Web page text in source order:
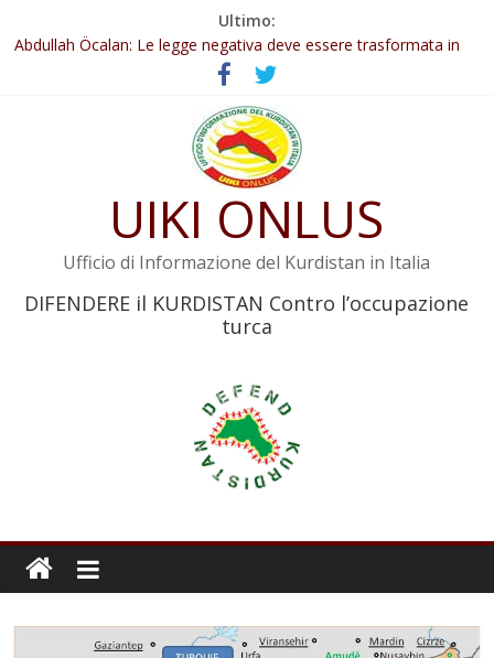
Ultimo:
Il KNK chiede un’azione internazionale contro i crimini di guerra
dell’Iran
Abdullah Öcalan: Le legge negativa deve essere trasformata in
Inizia la seconda fase del processo
Commissione donne del KNK: Şengal è di nuovo sotto minaccia
Non tenere conto della situazione di Rêber Apo ostacolerebbe
l’attuazione della leggeUIKI ONLUS
Ufficio di Informazione del Kurdistan in Italia
DIFENDERE il KURDISTAN Contro l’occupazione
turca